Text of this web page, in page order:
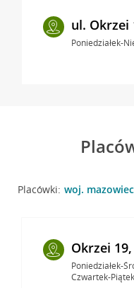
ul. Okrzei
Poniedziałek-
Placówki: woj.
Okrzei
Poniedziałek-
Czwartek-